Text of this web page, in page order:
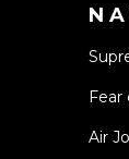
Fear
Air